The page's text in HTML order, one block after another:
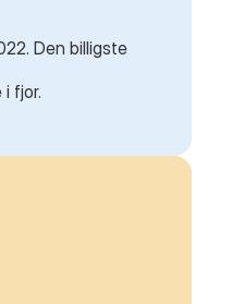
Den billigste
fjor.